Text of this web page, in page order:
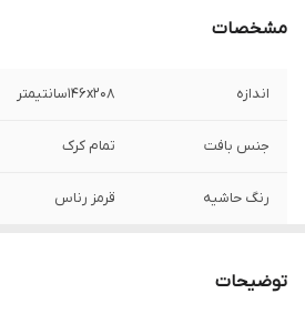
مشخصات
اندازه 146x208سانتیمتر
جنس بافت تمام کرک
رنگ حاشیه قرمز رناس
توضیحات